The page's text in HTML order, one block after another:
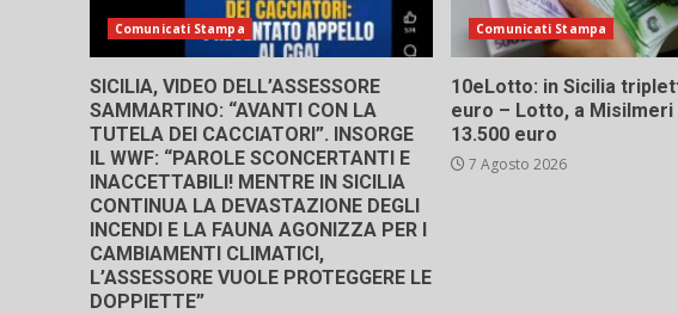
Comunicati Stampa
SICILIA, VIDEO DELL’ASSESSORE
SAMMARTINO: “AVANTI CON LA
TUTELA DEI CACCIATORI”. INSORGE
IL WWF: “PAROLE SCONCERTANTI E
INACCETTABILI! MENTRE IN SICILIA
CONTINUA LA DEVASTAZIONE DEGLI
INCENDI E LA FAUNA AGONIZZA PER I
CAMBIAMENTI CLIMATICI,
L’ASSESSORE VUOLE PROTEGGERE LE
DOPPIETTE”
Comunicati Stampa
10eLotto: in Sicilia
euro – Lotto, a Misilmeri
13.500 euro
7 Agosto 2026